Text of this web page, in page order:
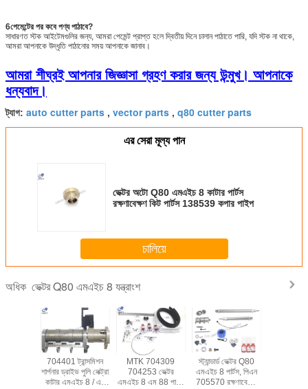
6পেমেন্টের পর কবে পণ্য পাঠাবে?
সাধারণত স্টক আইটেমগুলির জন্য, আমরা পেমেন্ট প্রাপ্ত হলে দ্বিতীয় দিনে চালান পাঠাতে পারি, যদি স্টক না থাকে,
আমরা আপনাকে উদ্ধৃতি পাঠানোর সময় আপনাকে জানাব।
আমরা শীঘ্রই আপনার জিজ্ঞাসা গ্রহণ করার জন্য উন্মুখ। আপনাকে
ধন্যবাদ।
ট্যাগ: auto cutter parts , vector parts , q80 cutter parts
এর সেরা মূল্য পান
ভেক্টর অটো Q80 এমএইচ 8 কাটার পার্টস
রক্ষণাবেক্ষণ কিট পার্টস 138539 কপার পাইপ
চালিয়ে
অধিক ভেক্টর Q80 এমএইচ 8 যন্ত্রাংশ
704401 ট্রান্সমিশন
শার্পনার ড্রাইভ পুলি লেক্ট্রা
কাটার এমএইচ 8 / এম
MTK 704309
704253 ভেক্টর
এমএইচ 8 এম 88 পার্টস
স্ট্যান্ডার্ড ভেক্টর Q80
এমএইচ 8 পার্টস, পিএন
705570 রক্ষণাবেক্ষণ